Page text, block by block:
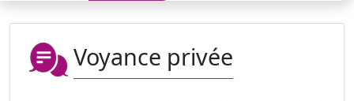
Voyance privée